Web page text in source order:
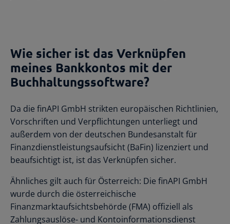
Wie sicher ist das Verknüpfen
meines Bankkontos mit der
Buchhaltungssoftware?
Da die finAPI GmbH strikten europäischen Richtlinien,
Vorschriften und Verpflichtungen unterliegt und
außerdem von der deutschen Bundesanstalt für
Finanzdienstleistungsaufsicht (BaFin) lizenziert und
beaufsichtigt ist, ist das Verknüpfen sicher.
Ähnliches gilt auch für Österreich: Die finAPI GmbH
wurde durch die österreichische
Finanzmarktaufsichtsbehörde (FMA) offiziell als
Zahlungsauslöse- und Kontoinformationsdienst